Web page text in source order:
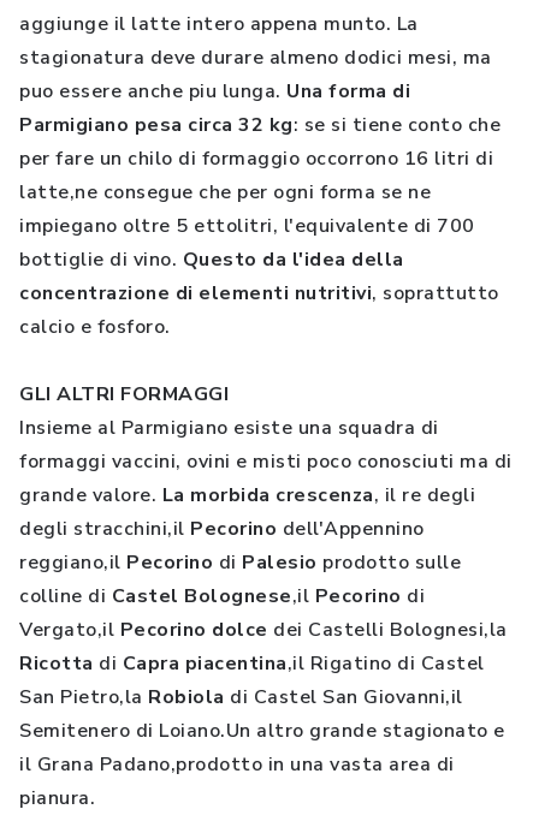
aggiunge il latte intero appena munto. La
stagionatura deve durare almeno dodici mesi, ma
puo essere anche piu lunga. Una forma di
Parmigiano pesa circa 32 kg: se si tiene conto che
per fare un chilo di formaggio occorrono 16 litri di
latte,ne consegue che per ogni forma se ne
impiegano oltre 5 ettolitri, l'equivalente di 700
bottiglie di vino. Questo da l'idea della
concentrazione di elementi nutritivi, soprattutto
calcio e fosforo.
GLI ALTRI FORMAGGI
Insieme al Parmigiano esiste una squadra di
formaggi vaccini, ovini e misti poco conosciuti ma di
grande valore. La morbida crescenza, il re degli
degli stracchini,il Pecorino dell'Appennino
reggiano,il Pecorino di Palesio prodotto sulle
colline di Castel Bolognese,il Pecorino di
Vergato,il Pecorino dolce dei Castelli Bolognesi,la
Ricotta di Capra piacentina,il Rigatino di Castel
San Pietro,la Robiola di Castel San Giovanni,il
Semitenero di Loiano.Un altro grande stagionato e
il Grana Padano,prodotto in una vasta area di
pianura.